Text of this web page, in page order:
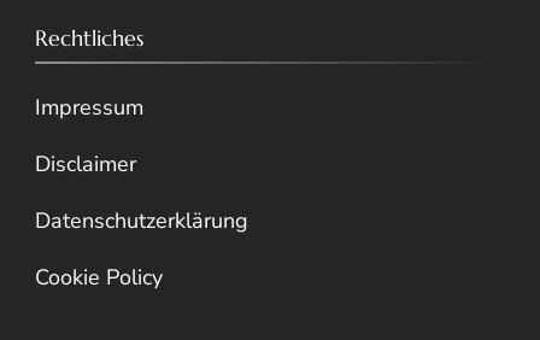
Rechtliches
Impressum
Disclaimer
Datenschutzerklärung
Cookie Policy